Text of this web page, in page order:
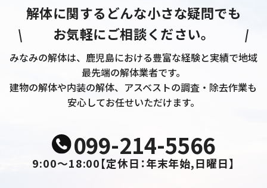
解体に関するどんな小さな疑問でも
お気軽にご相談ください。
みなみの解体は、鹿児島における豊富な経験と実績で地域
最先端の解体業者です。
建物の解体や内装の解体、アスベストの調査・除去作業も
安心してお任せいただけます。
099-214-5566
9:00～18:00【定休日：年末年始,日曜日】